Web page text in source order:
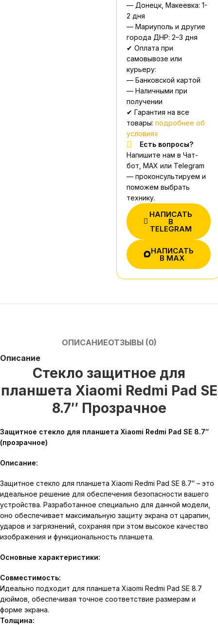
— Донецк, Макеевка: 1-
2 дня
— Мариуполь и другие
города ДНР: 2–3 дня
✔ Оплата при
самовывозе или
курьеру:
— Банковской картой
— Наличными при
получении
✔ Гарантия на все
товары: подробнее об
условиях
Есть вопросы?
Напишите нам в Чат-
бот, MAX или Telegram
— проконсультируем и
поможем выбрать
технику.
НАПИСАТЬ
В
TELEGRAM
НАПИСАТЬ
В MAX
ОПИСАНИЕОТЗЫВЫ (0)
Описание
Стекло защитное для
планшета Xiaomi Redmi Pad SE
8.7″ Прозрачное
Защитное стекло для планшета Xiaomi Redmi Pad SE 8.7″
(прозрачное)
Описание:
Защитное стекло для планшета Xiaomi Redmi Pad SE 8.7″ – это
идеальное решение для обеспечения безопасности вашего
устройства. Разработанное специально для данной модели,
оно обеспечивает максимальную защиту экрана от царапин,
ударов и загрязнений, сохраняя при этом высокое качество
изображения и функциональность планшета.
Основные характеристики:
Совместимость:
Идеально подходит для планшета Xiaomi Redmi Pad SE 8.7
дюймов, обеспечивая точное соответствие размерам и
форме экрана.
Толщина: